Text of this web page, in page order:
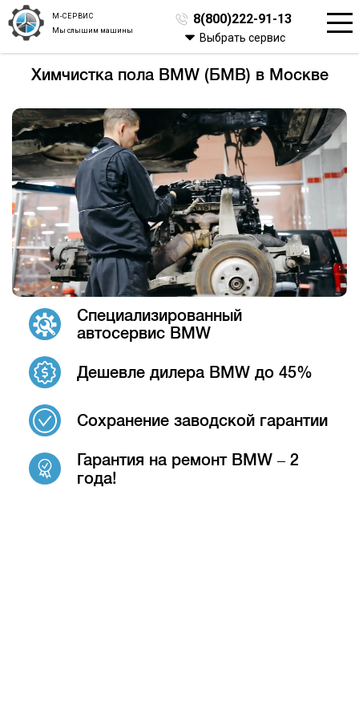
М-СЕРВИС
Мы слышим машины
8(800)222-91-13
Выбрать сервис
Химчистка пола BMW (БМВ) в Москве
Специализированный
автосервис BMW
Дешевле дилера BMW до 45%
Сохранение заводской гарантии
Гарантия на ремонт BMW – 2
года!